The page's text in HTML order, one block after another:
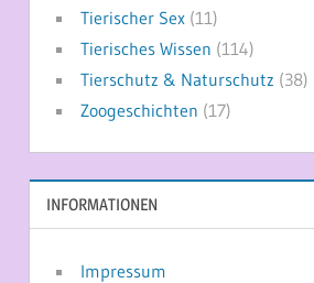
Tierischer Sex(11)
Tierisches Wissen (114)
Tierschutz & Naturschutz (38)
Zoogeschichten (17)
INFORMATIONEN
Impressum